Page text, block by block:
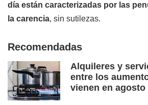
día están caracterizadas por las
la carencia, sin sutilezas.
Recomendadas
Alquileres y
entre los
vienen en agosto